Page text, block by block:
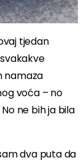
tjedan
namaza
voća – no
ne bih ja bila
dva puta da